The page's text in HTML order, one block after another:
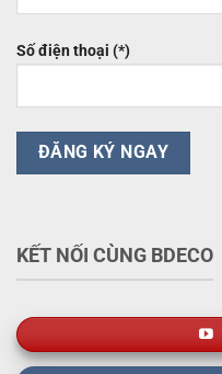
Số điện thoại (*)
KẾT NỐI CÙNG BDECO